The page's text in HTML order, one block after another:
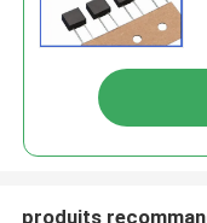
produits